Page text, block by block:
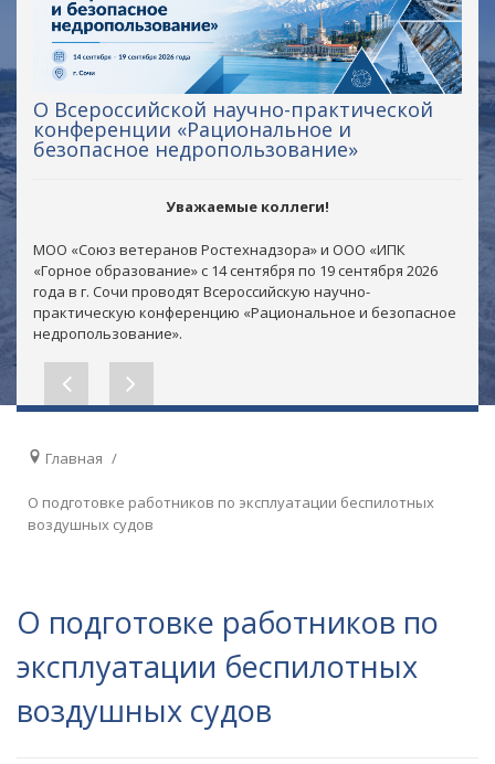
О Всероссийской научно-практической
конференции «Рациональное и
безопасное недропользование»
Уважаемые коллеги!
МОО «Союз ветеранов Ростехнадзора» и ООО «ИПК
«Горное образование» с 14 сентября по 19 сентября 2026
года в г. Сочи проводят Всероссийскую научно-
практическую конференцию «Рациональное и безопасное
недропользование».
Главная
О подготовке работников по эксплуатации беспилотных
воздушных судов
О подготовке работников по
эксплуатации беспилотных
воздушных судов